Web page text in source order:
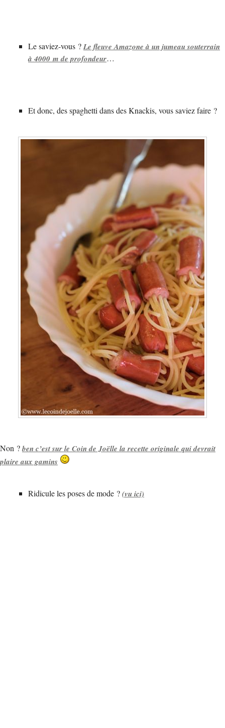
Le saviez-vous ?Le fleuve Amazone à un jumeau souterrain
à 4000 m de profondeur…
Et donc, des spaghetti dans des Knackis, vous saviez faire ?
Non ?ben c’est sur le Coin de Joëlle la recette originale qui devrait
plaire aux gamins
Ridicule les poses de mode ?(vu ici)